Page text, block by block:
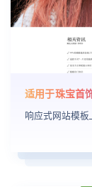
适用于珠宝首
响应式网站模板